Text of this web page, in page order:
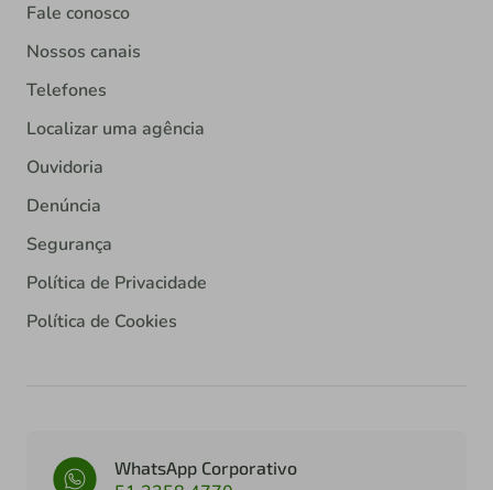
Fale conosco
Nossos canais
Telefones
Localizar uma agência
Ouvidoria
Denúncia
Segurança
Política de Privacidade
Política de Cookies
WhatsApp Corporativo